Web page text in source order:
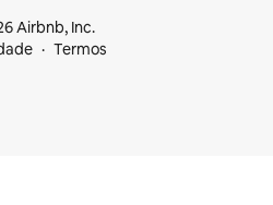
Airbnb, Inc.
Termos